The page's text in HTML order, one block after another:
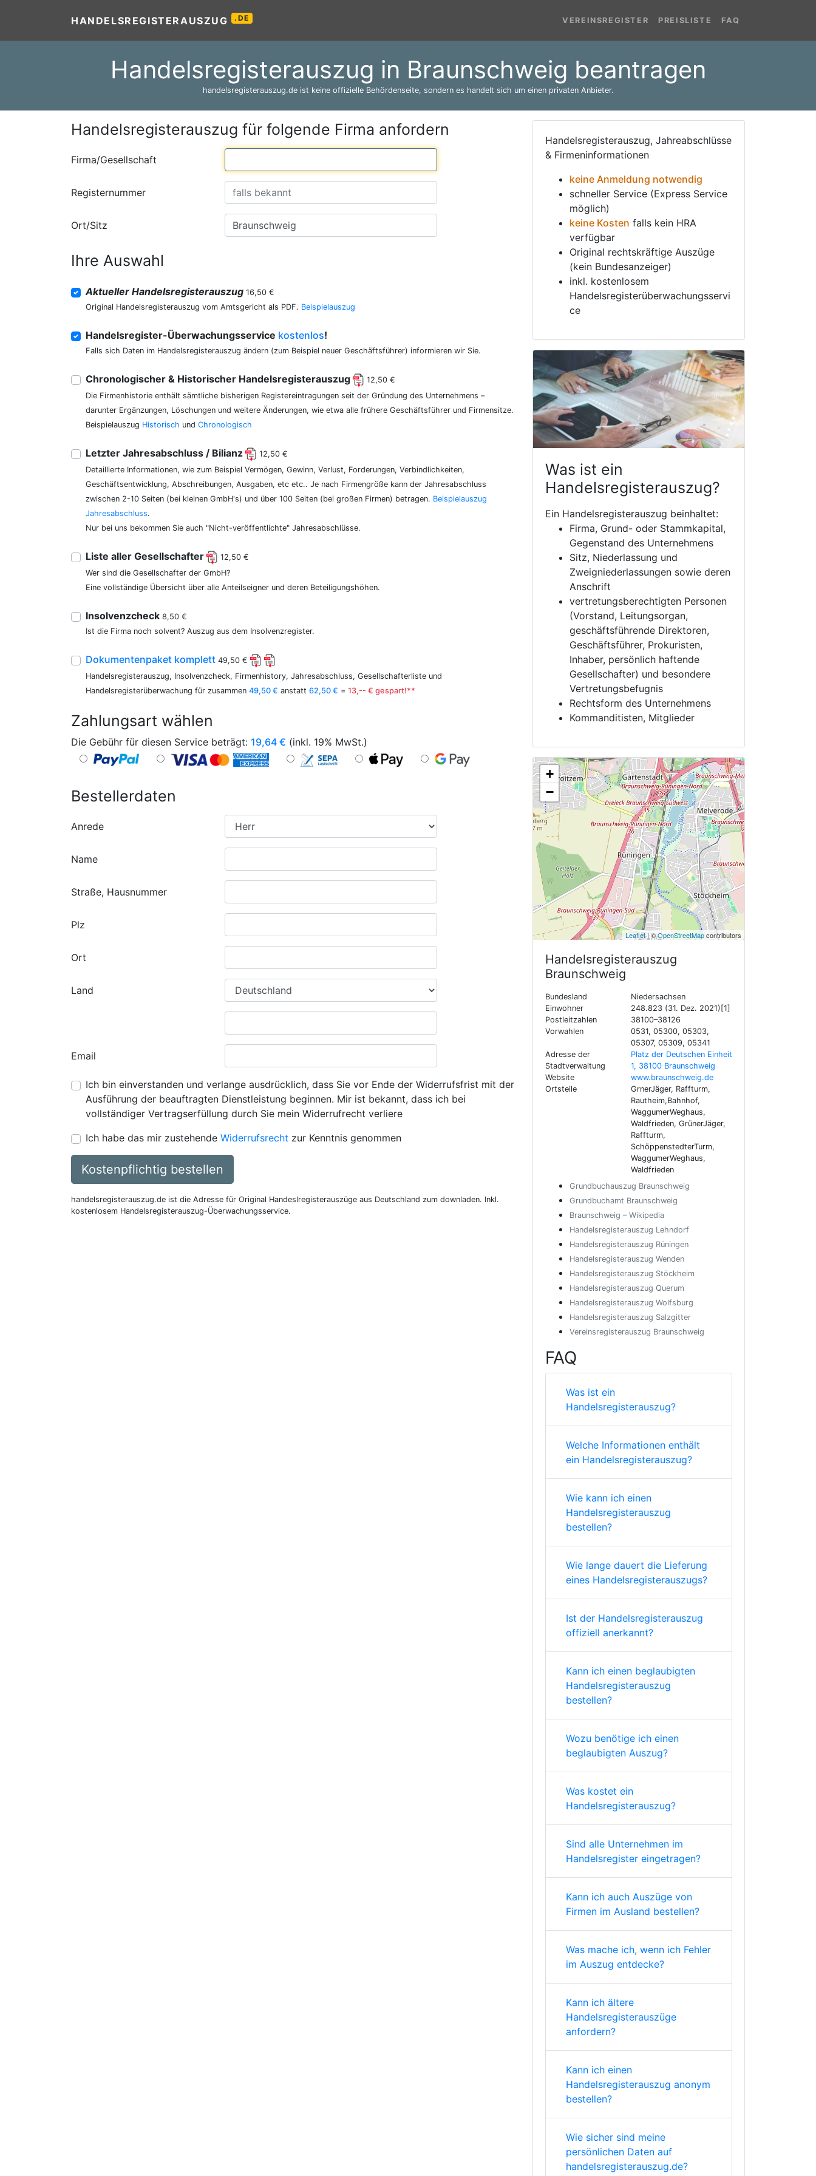
HANDELSREGISTERAUSZUG .DE VEREINSREGISTER PREISLISTE FAQ
Handelsregisterauszug in Braunschweig beantragen
handelsregisterauszug.de ist keine offizielle Behördenseite, sondern es handelt sich um einen privaten Anbieter.
Handelsregisterauszug für folgende Firma anfordern
Firma/Gesellschaft
Registernummer
Ort/Sitz
Ihre Auswahl
Aktueller Handelsregisterauszug 16,50 €
Original Handelsregisterauszug vom Amtsgericht als PDF. Beispielauszug
Handelsregister-Überwachungsservice kostenlos!
Falls sich Daten im Handelsregisterauszug ändern (zum Beispiel neuer Geschäftsführer) informieren wir Sie.
Chronologischer & Historischer Handelsregisterauszug
12,50 €
Die Firmenhistorie enthält sämtliche bisherigen Registereintragungen seit der Gründung des Unternehmens –
darunter Ergänzungen, Löschungen und weitere Änderungen, wie etwa alle frühere Geschäftsführer und Firmensitze.
Beispielauszug Historisch und Chronologisch
Letzter Jahresabschluss / Bilianz
12,50 €
Detaillierte Informationen, wie zum Beispiel Vermögen, Gewinn, Verlust, Forderungen, Verbindlichkeiten,
Geschäftsentwicklung, Abschreibungen, Ausgaben, etc etc.. Je nach Firmengröße kann der Jahresabschluss
zwischen 2-10 Seiten (bei kleinen GmbH's) und über 100 Seiten (bei großen Firmen) betragen. Beispielauszug
Jahresabschluss.
Nur bei uns bekommen Sie auch "Nicht-veröffentlichte" Jahresabschlüsse.
Liste aller Gesellschafter
12,50 €
Wer sind die Gesellschafter der GmbH?
Eine vollständige Übersicht über alle Anteilseigner und deren Beteiligungshöhen.
Insolvenzcheck 8,50 €
Ist die Firma noch solvent? Auszug aus dem Insolvenzregister.
Dokumentenpaket komplett 49,50 €
Handelsregisterauszug, Insolvenzcheck, Firmenhistory, Jahresabschluss, Gesellschafterliste und
Handelsregisterüberwachung für zusammen 49,50 € anstatt 62,50 € = 13,-- € gespart!**
Zahlungsart wählen
Die Gebühr für diesen Service beträgt: 19,64 € (inkl. 19% MwSt.)
Bestellerdaten
Anrede
Name
Straße, Hausnummer
Plz
Ort
Land
Email
Ich bin einverstanden und verlange ausdrücklich, dass Sie vor Ende der Widerrufsfrist mit der
Ausführung der beauftragten Dienstleistung beginnen. Mir ist bekannt, dass ich bei
vollständiger Vertragserfüllung durch Sie mein Widerrufrecht verliere
Ich habe das mir zustehende Widerrufsrecht zur Kenntnis genommen
Kostenpflichtig bestellen
handelsregisterauszug.de ist die Adresse für Original Handeslregisterauszüge aus Deutschland zum downladen. Inkl.
kostenlosem Handelsregisterauszug-Überwachungsservice.
Handelsregisterauszug, Jahreabschlüsse
& Firmeninformationen
keine Anmeldung notwendig
schneller Service (Express Service
möglich)
keine Kosten falls kein HRA
verfügbar
Original rechtskräftige Auszüge
(kein Bundesanzeiger)
inkl. kostenlosem
Handelsregisterüberwachungsservi
ce
Was ist ein
Handelsregisterauszug?
Ein Handelsregisterauszug beinhaltet:
Firma, Grund- oder Stammkapital,
Gegenstand des Unternehmens
Sitz, Niederlassung und
Zweigniederlassungen sowie deren
Anschrift
vertretungsberechtigten Personen
(Vorstand, Leitungsorgan,
geschäftsführende Direktoren,
Geschäftsführer, Prokuristen,
Inhaber, persönlich haftende
Gesellschafter) und besondere
Vertretungsbefugnis
Rechtsform des Unternehmens
Kommanditisten, Mitglieder
+
−
Leaflet| ©OpenStreetMapcontributors
Handelsregisterauszug
Braunschweig
Bundesland
Niedersachsen
Einwohner
248.823 (31. Dez. 2021)[1]
Postleitzahlen
38100–38126
Vorwahlen
0531, 05300, 05303,
05307, 05309, 05341
Adresse der
Stadtverwaltung
Platz der Deutschen Einheit
1, 38100 Braunschweig
Website
www.braunschweig.de
Ortsteile
GrnerJäger, Raffturm,
Rautheim,Bahnhof,
WaggumerWeghaus,
Waldfrieden, GrünerJäger,
Raffturm,
SchöppenstedterTurm,
WaggumerWeghaus,
Waldfrieden
Grundbuchauszug Braunschweig
Grundbuchamt Braunschweig
Braunschweig – Wikipedia
Handelsregisterauszug Lehndorf
Handelsregisterauszug Rüningen
Handelsregisterauszug Wenden
Handelsregisterauszug Stöckheim
Handelsregisterauszug Querum
Handelsregisterauszug Wolfsburg
Handelsregisterauszug Salzgitter
Vereinsregisterauszug Braunschweig
FAQ
Was ist ein
Handelsregisterauszug?
Welche Informationen enthält
ein Handelsregisterauszug?
Wie kann ich einen
Handelsregisterauszug
bestellen?
Wie lange dauert die Lieferung
eines Handelsregisterauszugs?
Ist der Handelsregisterauszug
offiziell anerkannt?
Kann ich einen beglaubigten
Handelsregisterauszug
bestellen?
Wozu benötige ich einen
beglaubigten Auszug?
Was kostet ein
Handelsregisterauszug?
Sind alle Unternehmen im
Handelsregister eingetragen?
Kann ich auch Auszüge von
Firmen im Ausland bestellen?
Was mache ich, wenn ich Fehler
im Auszug entdecke?
Kann ich ältere
Handelsregisterauszüge
anfordern?
Kann ich einen
Handelsregisterauszug anonym
bestellen?
Wie sicher sind meine
persönlichen Daten auf
handelsregisterauszug.de?